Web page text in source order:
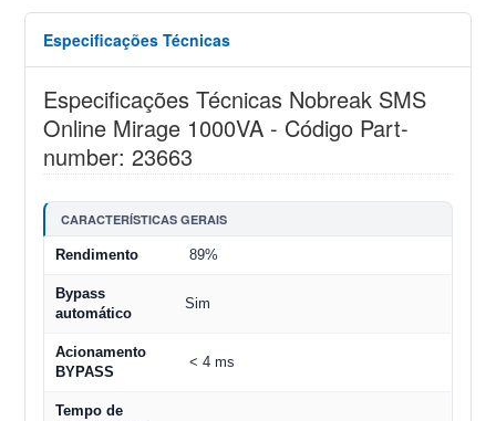
Especificações Técnicas
Especificações Técnicas Nobreak SMS
Online Mirage 1000VA - Código Part-
number: 23663
CARACTERÍSTICAS GERAIS
Rendimento 89%
Bypass
automático
Sim
Acionamento
BYPASS
< 4 ms
Tempo de